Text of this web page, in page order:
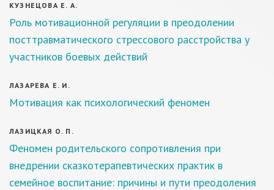
КУЗНЕЦОВА Е. А.
Роль мотивационной регуляции в преодолении
посттравматического стрессового расстройства у
участников боевых действий
ЛАЗАРЕВА Е. И.
Мотивация как психологический феномен
ЛАЗИЦКАЯ О. П.
Феномен родительского сопротивления при
внедрении сказкотерапевтических практик в
семейное воспитание: причины и пути преодоления